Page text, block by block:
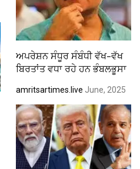
ਅਪਰੇਸ਼ਨ ਸੰਧੂਰ ਸੰਬੰਧੀ ਵੱਖ-ਵੱਖ
ਬਿਰਤਾਂਤ ਵਧਾ ਰਹੇ ਹਨ ਭੰਬਲਭੂਸਾ
amritsartimes.live June, 2025